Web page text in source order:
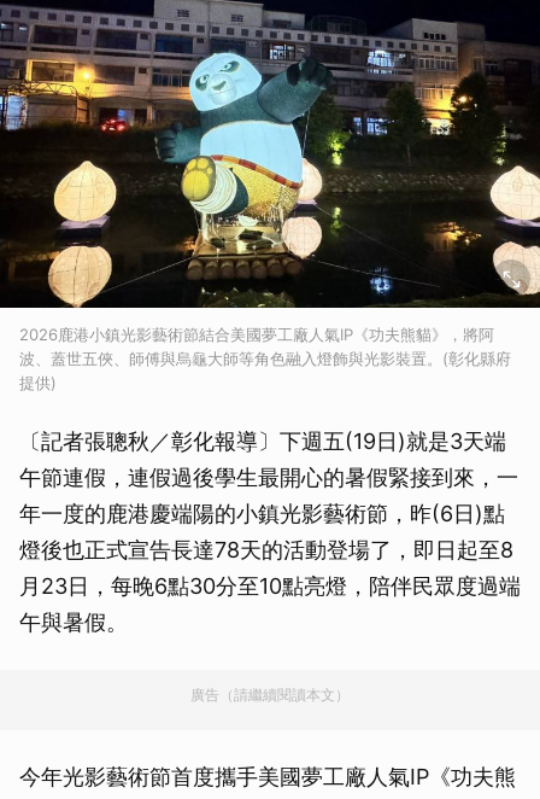
2026鹿港小鎮光影藝術節結合美國夢工廠人氣IP《功夫熊貓》，將阿
波、蓋世五俠、師傅與烏龜大師等角色融入燈飾與光影裝置。(彰化縣府
提供)
〔記者張聰秋／彰化報導〕下週五(19日)就是3天端
午節連假，連假過後學生最開心的暑假緊接到來，一
年一度的鹿港慶端陽的小鎮光影藝術節，昨(6日)點
燈後也正式宣告長達78天的活動登場了，即日起至8
月23日，每晚6點30分至10點亮燈，陪伴民眾度過端
午與暑假。
廣告（請繼續閱讀本文）
今年光影藝術節首度攜手美國夢工廠人氣IP《功夫熊